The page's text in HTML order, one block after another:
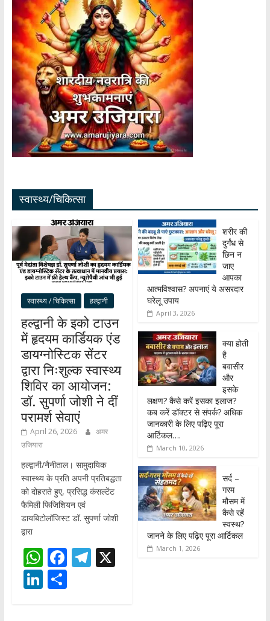
स्वास्थ्य/चिकित्सा
स्वास्थ्य / चिकित्सा हल्द्वानी
हल्द्वानी के इको टाउन
में हृदयम कार्डियक एंड
डायग्नोस्टिक सेंटर
द्वारा निःशुल्क स्वास्थ्य
शिविर का आयोजन:
डॉ. सुपर्णा जोशी ने दीं
परामर्श सेवाएं
April 26, 2026
अमर
उजियारा
हल्द्वानी/नैनीताल। सामुदायिक
स्वास्थ्य के प्रति अपनी प्रतिबद्धता
को दोहराते हुए, प्रसिद्ध कंसल्टेंट
फैमिली फिजिशियन एवं
डायबिटोलॉजिस्ट डॉ. सुपर्णा जोशी
द्वारा
W
h
at
F
ac
e
T X
Li S
शरीर की
दुर्गंध से
छिन न
जाए
आपका
आत्मविश्वास? अपनाएं ये असरदार
घरेलू उपाय
April 3, 2026
क्या होती
है
बवासीर
और
इसके
लक्षण? कैसे करें इसका इलाज?
कब करें डॉक्टर से संपर्क? अधिक
जानकारी के लिए पढ़िए पूरा
आर्टिकल….
March 10, 2026
सर्द –
गरम
मौसम में
कैसे रहें
स्वस्थ?
जानने के लिए पढ़िए पूरा आर्टिकल
March 1, 2026